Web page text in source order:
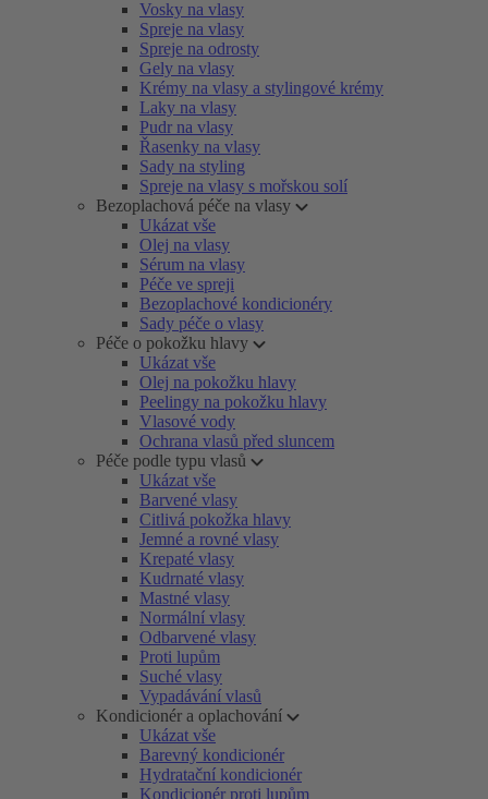
Vosky na vlasy
Spreje na vlasy
Spreje na odrosty
Gely na vlasy
Krémy na vlasy a stylingové krémy
Laky na vlasy
Pudr na vlasy
Řasenky na vlasy
Sady na styling
Spreje na vlasy s mořskou solí
Bezoplachová péče na vlasy
Ukázat vše
Olej na vlasy
Sérum na vlasy
Péče ve spreji
Bezoplachové kondicionéry
Sady péče o vlasy
Péče o pokožku hlavy
Ukázat vše
Olej na pokožku hlavy
Peelingy na pokožku hlavy
Vlasové vody
Ochrana vlasů před sluncem
Péče podle typu vlasů
Ukázat vše
Barvené vlasy
Citlivá pokožka hlavy
Jemné a rovné vlasy
Krepaté vlasy
Kudrnaté vlasy
Mastné vlasy
Normální vlasy
Odbarvené vlasy
Proti lupům
Suché vlasy
Vypadávání vlasů
Kondicionér a oplachování
Ukázat vše
Barevný kondicionér
Hydratační kondicionér
Kondicionér proti lupům